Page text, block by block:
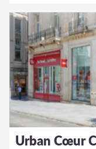
Urban Cœur